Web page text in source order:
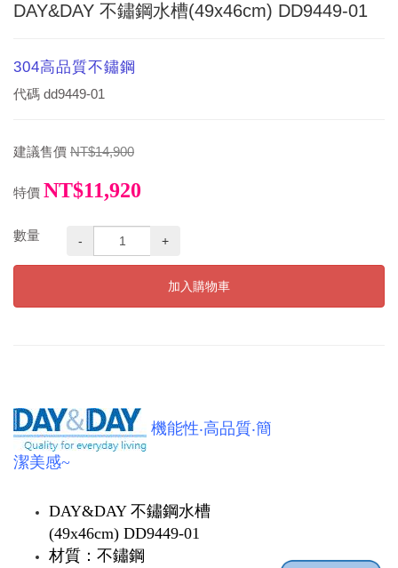
DAY&DAY 不鏽鋼水槽(49x46cm) DD9449-01
304高品質不鏽鋼
代碼 dd9449-01
建議售價 NT$14,900
特價 NT$11,920
數量 - +
加入購物車
機能性‧高品質‧簡
潔美感~
DAY&DAY 不鏽鋼水槽
(49x46cm) DD9449-01
材質：不鏽鋼